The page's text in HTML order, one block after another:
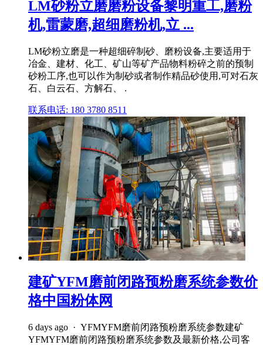
LM砂粉立磨磨粉设备黎明重工,磨粉
机,雷蒙磨,超细磨粉机,立 ...
LM砂粉立磨是一种超细碎制砂、磨粉设备,主要适用于
冶金、建材、化工、矿山等矿产品物料粉碎之前的预制
砂粉工序,也可以作为制砂或者制作精品砂使用,可对石灰
石、白云石、方解石、 .
联系电话: 180 3780 8511
建矿YFM磨前闭路预粉磨系统参数价
格中国粉体网
6 days ago · YFMYFM磨前闭路预粉磨系统参数建矿
YFMYFM磨前闭路预粉磨系统参数及最新价格,公司客